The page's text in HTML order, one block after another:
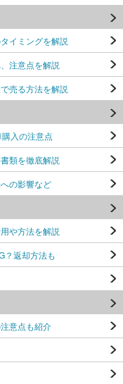
イミングを解説
注意点を解説
売る方法を解説
入の注意点
類を徹底解説
の影響など
や方法を解説
？返却方法も
意点も紹介